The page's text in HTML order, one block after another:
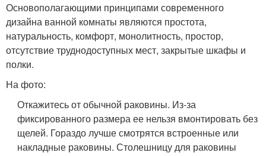
Основополагающими принципами современного
дизайна ванной комнаты являются простота,
натуральность, комфорт, монолитность, простор,
отсутствие труднодоступных мест, закрытые шкафы и
полки.
На фото:
Откажитесь от обычной раковины. Из-за
фиксированного размера ее нельзя вмонтировать без
щелей. Гораздо лучше смотрятся встроенные или
накладные раковины. Столешницу для раковины